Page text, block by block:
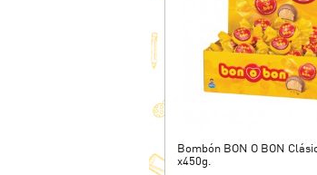
Bombón BON O BON
x450g.